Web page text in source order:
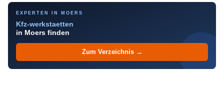
EXPERTEN IN MOERS
Kfz-werkstaetten
in Moers finden
Zum Verzeichnis →